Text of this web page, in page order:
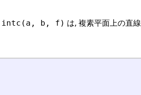
intc(a, b, f) は, 複素平面上の直線